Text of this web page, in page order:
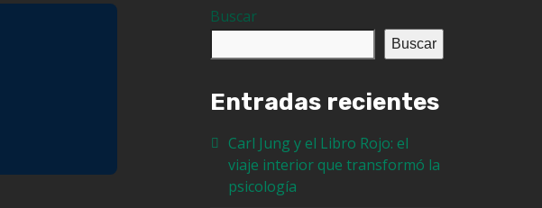
Buscar
Buscar
Entradas recientes
Carl Jung y el Libro Rojo: el
viaje interior que transformó la
psicología